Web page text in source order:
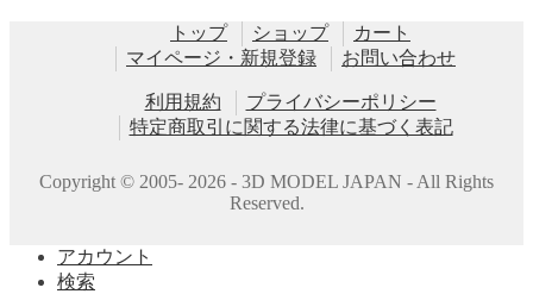
トップ ショップ
カート
マイページ・新規登録
お問い合わせ
利用規約
プライバシーポリシー
特定商取引に関する法律に基づく表記
Copyright © 2005- 2026 - 3D MODEL JAPAN - All Rights
Reserved.
アカウント
検索